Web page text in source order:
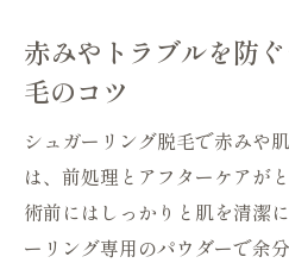
赤みやトラブルを防
毛のコツ
シュガーリング脱毛で赤みや
は、前処理とアフターケアが
術前にはしっかりと肌を清潔
ーリング専用のパウダーで余